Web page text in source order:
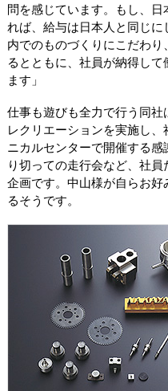
問を感じています。もし、
れば、給与は日本人と同じ
内でのものづくりにこだわ
るとともに、社員が納得し
ます」
仕事も遊びも全力で行う同
レクリエーションを実施し
ニカルセンターで開催する
り切っての走行会など、社
企画です。中山様が自らお
るそうです。